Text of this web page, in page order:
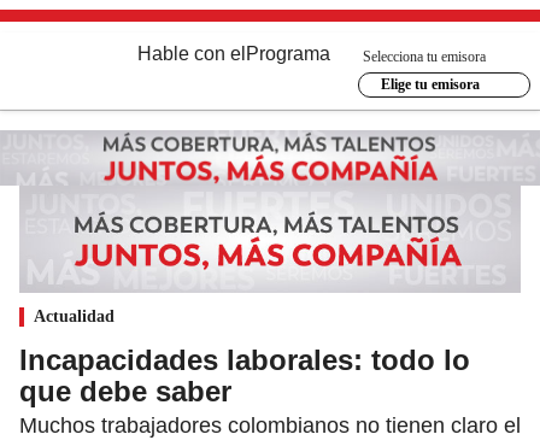
Hable con el Programa
Selecciona tu emisora
Elige tu emisora
Actualidad
Incapacidades laborales: todo lo
que debe saber
Muchos trabajadores colombianos no tienen claro el